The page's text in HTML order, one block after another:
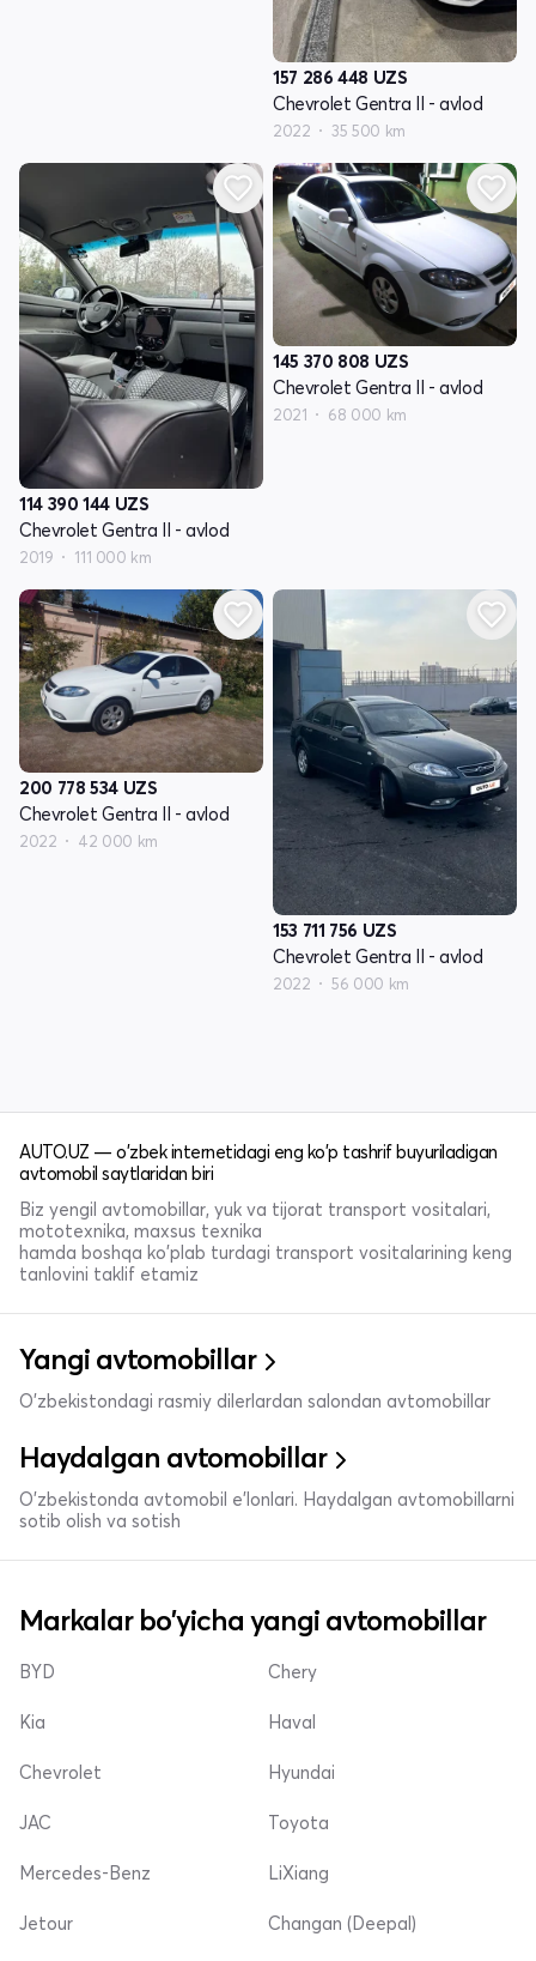
157 286 448 UZS
Chevrolet Gentra II - avlod
2022 35 500 km
114 390 144 UZS
Chevrolet Gentra II - avlod
2019 111 000 km
145 370 808 UZS
Chevrolet Gentra II - avlod
2021 68 000 km
200 778 534 UZS
Chevrolet Gentra II - avlod
2022 42 000 km
153 711 756 UZS
Chevrolet Gentra II - avlod
2022 56 000 km
AUTO.UZ — o'zbek internetidagi eng ko'p tashrif buyuriladigan
avtomobil saytlaridan biri
Biz yengil avtomobillar, yuk va tijorat transport vositalari,
mototexnika, maxsus texnika
hamda boshqa ko'plab turdagi transport vositalarining keng
tanlovini taklif etamiz
Yangi avtomobillar
O'zbekistondagi rasmiy dilerlardan salondan avtomobillar
Haydalgan avtomobillar
O'zbekistonda avtomobil e’lonlari. Haydalgan avtomobillarni
sotib olish va sotish
Markalar bo'yicha yangi avtomobillar
BYD
Kia
Chevrolet
Chery
Haval
Hyundai
JAC
Mercedes-Benz
Jetour
Toyota
LiXiang
Changan (Deepal)